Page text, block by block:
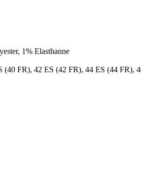
1% Elasthanne
(40 FR), 42 ES (42 FR), 44 ES (44 FR),